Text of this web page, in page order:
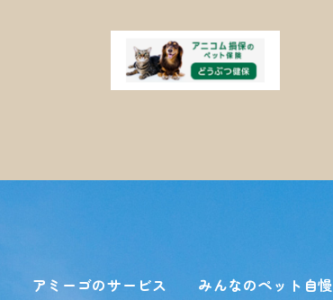
アミーゴのサービス
みんなのペット自慢